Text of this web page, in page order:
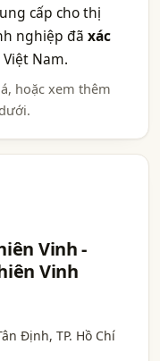
cấp cho thị
nghiệp đã xác
Nam.
hoặc xem thêm
Vinh -
Vinh
Định, TP. Hồ Chí